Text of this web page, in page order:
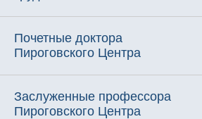
Почетные доктора
Пироговского Центра
Заслуженные профессора
Пироговского Центра